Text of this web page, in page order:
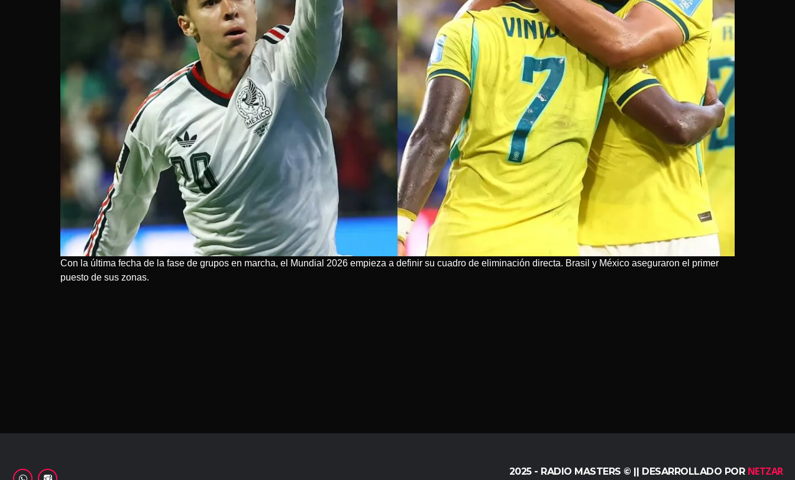
Con la última fecha de la fase de grupos en marcha, el Mundial 2026 empieza a definir su cuadro de eliminación directa. Brasil y México aseguraron el primer
puesto de sus zonas.
2025 - RADIO MASTERS © || DESARROLLADO POR NETZAR